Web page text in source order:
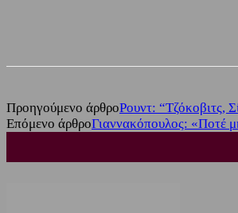
Προηγούμενο άρθροΡουντ: “Τζόκοβιτς,
Επόμενο άρθροΓιαννακόπουλος: «Ποτέ